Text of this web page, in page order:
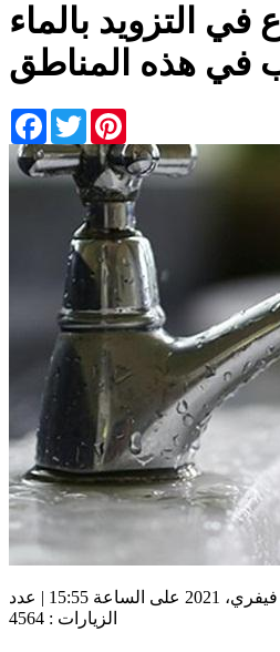
في التزويد بالماء
في هذه المناطق
Facebook
Twitter
زووم تونيزيا | الأحد، 28 فيفري، 2021 على الساعة 15:55 | عدد
الزيارات : 4564